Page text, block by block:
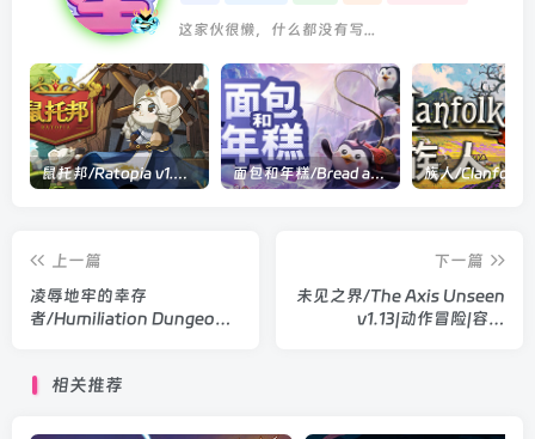
这家伙很懒，什么都没有写...
鼠托邦/Ratopia v1.0.0530|策略模拟|容量2.9GB|官方中文版 面包和年糕/Bread and Fred Build.21411256|动作冒险|容量1.1GB|官方中文版
上一篇
凌辱地牢的幸存
者/Humiliation Dungeon
下一篇
未见之界/The Axis Unseen
v1.13|动作冒险|容量
相关推荐